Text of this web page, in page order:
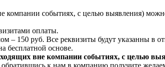
событиях, с целью выявления)
оплаты.
– 150 руб. Все реквизиты будут указанны в
бесплатной основе.
вне компании событиях, с целью